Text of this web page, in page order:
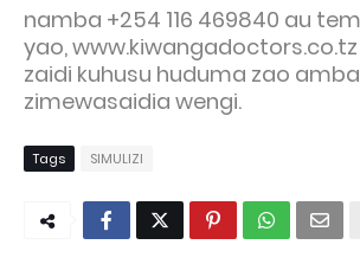
namba +254 116 469840 au
yao,
zaidi kuhusu huduma zao
zimewasaidia wengi.
Tags SIMULIZI